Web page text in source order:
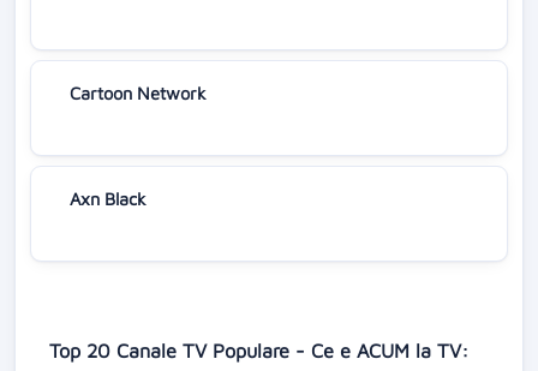
Cartoon Network
Axn Black
Top 20 Canale TV Populare - Ce e ACUM la TV: